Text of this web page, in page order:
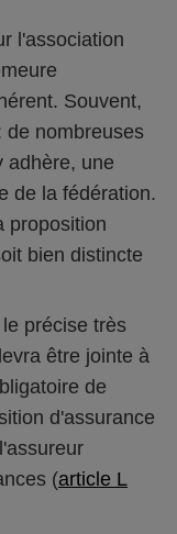
l'association
Souvent,
de nombreuses
adhère, une
de la fédération.
proposition
bien distincte
le précise très
être jointe à
de
d'assurance
(article L